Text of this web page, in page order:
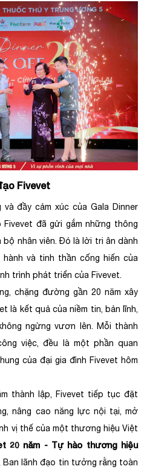
Fivevet
đầy cảm xúc của Gala Dinner
Fivevet đã gửi gắm những thông
nhân viên. Đó là lời tri ân dành
và tinh thần cống hiến của
trình phát triển của Fivevet.
chặng đường gần 20 năm xây
là kết quả của niềm tin, bản lĩnh,
ngừng vươn lên. Mỗi thành
việc, đều là một phần quan
của đại gia đình Fivevet hôm
thành lập, Fivevet tiếp tục đặt
nâng cao năng lực nội tại, mở
vị thế của một thương hiệu Việt
20 năm - Tự hào thương hiệu
Ban lãnh đạo tin tưởng rằng toàn